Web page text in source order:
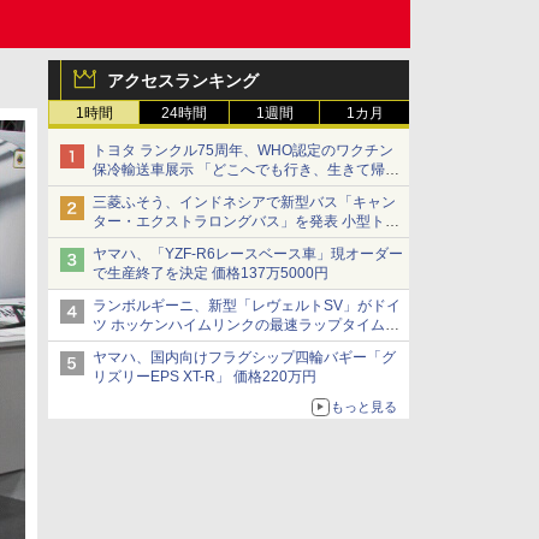
アクセスランキング
1時間 24時間 1週間 1カ月
トヨタ ランクル75周年、WHO認定のワクチン
保冷輸送車展示 「どこへでも行き、生きて帰っ
てこられる」ランドクルーザーで命をつなぐ
三菱ふそう、インドネシアで新型バス「キャン
ター・エクストラロングバス」を発表 小型トラ
ックベースの観光・旅客輸送向けバス
ヤマハ、「YZF-R6レースベース車」現オーダー
で生産終了を決定 価格137万5000円
ランボルギーニ、新型「レヴェルトSV」がドイ
ツ ホッケンハイムリンクの最速ラップタイムを
記録
ヤマハ、国内向けフラグシップ四輪バギー「グ
リズリーEPS XT-R」 価格220万円
もっと見る